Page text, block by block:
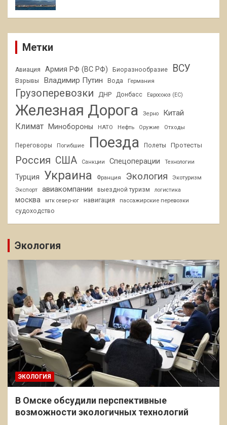
Метки
Авиация Армия РФ (ВС РФ) Биоразнообразие ВСУ
Взрывы Владимир Путин Вода Германия
Грузоперевозки ДНР Донбасс Евросоюз (ЕС)
Железная Дорога Зерно Китай
Климат Минобороны НАТО Нефть Оружие Отходы
Переговоры Погибшие Поезда Полеты Протесты
Россия США Санкции Спецоперации Технологии
Турция Украина Франция Экология
Экотуризм
Экспорт
авиакомпании выездной туризм логистика
москва мтк север-юг навигация
пассажирские перевозки
судоходство
Экология
ЭКОЛОГИЯ
В Омске обсудили перспективные
возможности экологичных технологий